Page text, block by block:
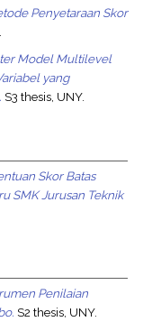
Penyetaraan Skor
Model Multilevel
yang
S3 thesis, UNY.
Skor Batas
SMK Jurusan Teknik
Penilaian
S2 thesis, UNY.